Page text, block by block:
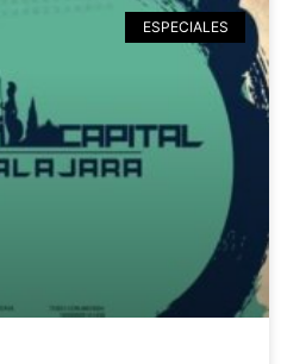
ESPECIALES